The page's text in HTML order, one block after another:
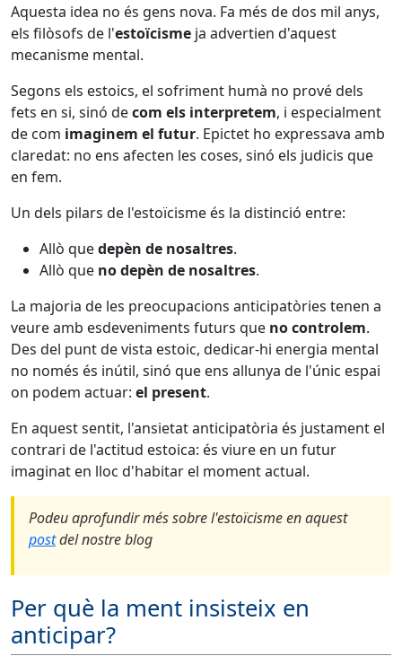
Aquesta idea no és gens nova. Fa més de dos mil anys,
els filòsofs de l'estoïcisme ja advertien d'aquest
mecanisme mental.
Segons els estoics, el sofriment humà no prové dels
fets en si, sinó decom els interpretem, i especialment
de com imaginem el futur. Epictet ho expressava amb
claredat: no ens afecten les coses, sinó els judicis que
en fem.
Un dels pilars de l'estoïcisme és la distinció entre:
Allò quedepèn de nosaltres.
Allò que no depèn de nosaltres.
La majoria de les preocupacions anticipatòries tenen a
veure amb esdeveniments futurs que no controlem.
Des del punt de vista estoic, dedicar-hi energia mental
no només és inútil, sinó que ens allunya de l'únic espai
on podem actuar: el present.
En aquest sentit, l'ansietat anticipatòria és justament el
contrari de l'actitud estoica: és viure en un futur
imaginat en lloc d'habitar el moment actual.
Podeu aprofundir més sobre l'estoïcisme en aquest
postdel nostre blog
Per què la ment insisteix en
anticipar?